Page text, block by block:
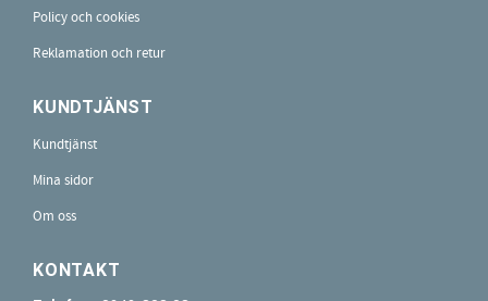
Policy och cookies
Reklamation och retur
KUNDTJÄNST
Kundtjänst
Mina sidor
Om oss
KONTAKT